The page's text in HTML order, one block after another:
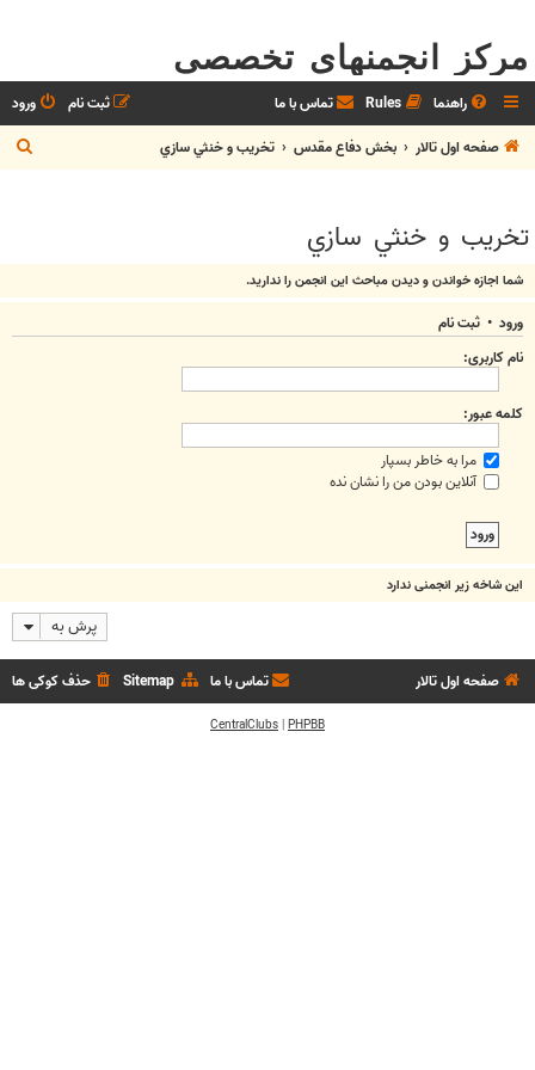
مرکز انجمنهای تخصصی
راهنما Rules تماس با ما ورود
ثبت نام
صفحه اول تالار
بخش دفاع مقدس تخريب و خنثي سازي
س
و
تخريب و خنثي سازي
شما اجازه خواندن و دیدن مباحث اين انجمن را نداريد.
ورود • ثبت نام
نام کاربری:
کلمه عبور:
مرا به خاطر بسپار
آنلاین بودن من را نشان نده
این شاخه زیر انجمنی ندارد
پرش به
صفحه اول تالار حذف کوکی ها Sitemap تماس با ما
PHPBB
|
CentralClubs